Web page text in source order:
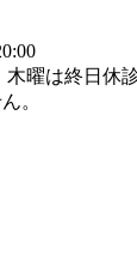
曜は終日休診
。